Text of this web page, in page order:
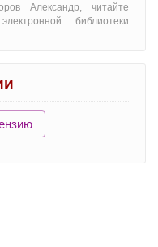
Александр, читайте
библиотеки